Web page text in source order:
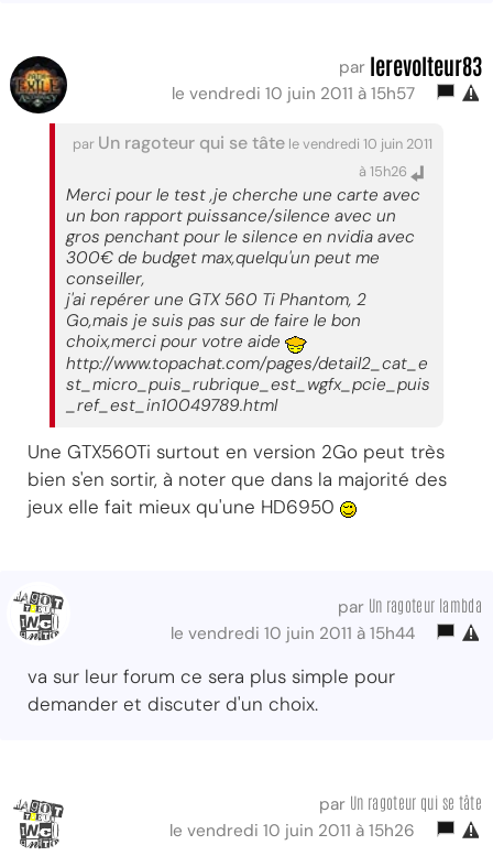
par lerevolteur83
le vendredi 10 juin 2011 à 15h57
par Un ragoteur qui se tâte le vendredi 10 juin 2011
à 15h26
Merci pour le test ,je cherche une carte avec
un bon rapport puissance/silence avec un
gros penchant pour le silence en nvidia avec
300€ de budget max,quelqu'un peut me
conseiller,
j'ai repérer une GTX 560 Ti Phantom, 2
Go,mais je suis pas sur de faire le bon
choix,merci pour votre aide
http://www.topachat.com/pages/detail2_cat_e
st_micro_puis_rubrique_est_wgfx_pcie_puis
_ref_est_in10049789.html
Une GTX560Ti surtout en version 2Go peut très
bien s'en sortir, à noter que dans la majorité des
jeux elle fait mieux qu'une HD6950
par Un ragoteur lambda
le vendredi 10 juin 2011 à 15h44
va sur leur forum ce sera plus simple pour
demander et discuter d'un choix.
par Un ragoteur qui se tâte
le vendredi 10 juin 2011 à 15h26